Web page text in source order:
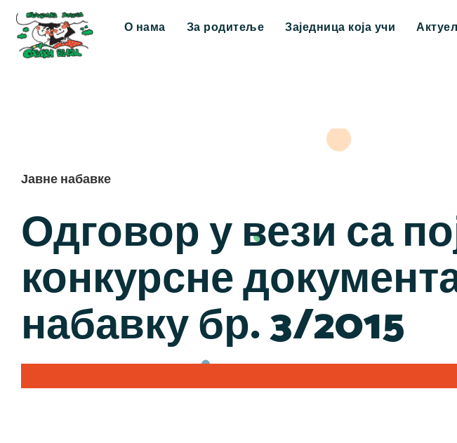
О нама За родитеље Заједница која учи
Јавне набавке
Одговор у вези са
конкурсне
набавку бр. 3/2015